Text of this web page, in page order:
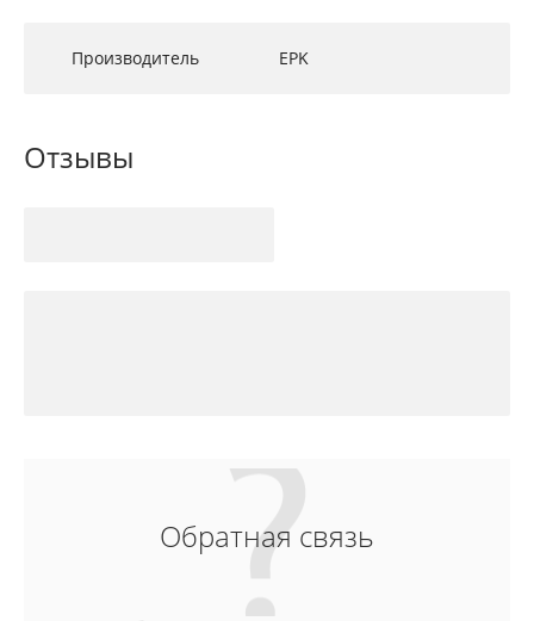
Производитель EPK
Отзывы
Обратная связь